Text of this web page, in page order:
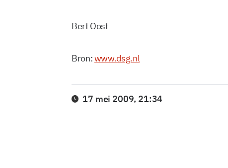
Bert Oost
Bron:www.dsg.nl
17 mei 2009, 21:34